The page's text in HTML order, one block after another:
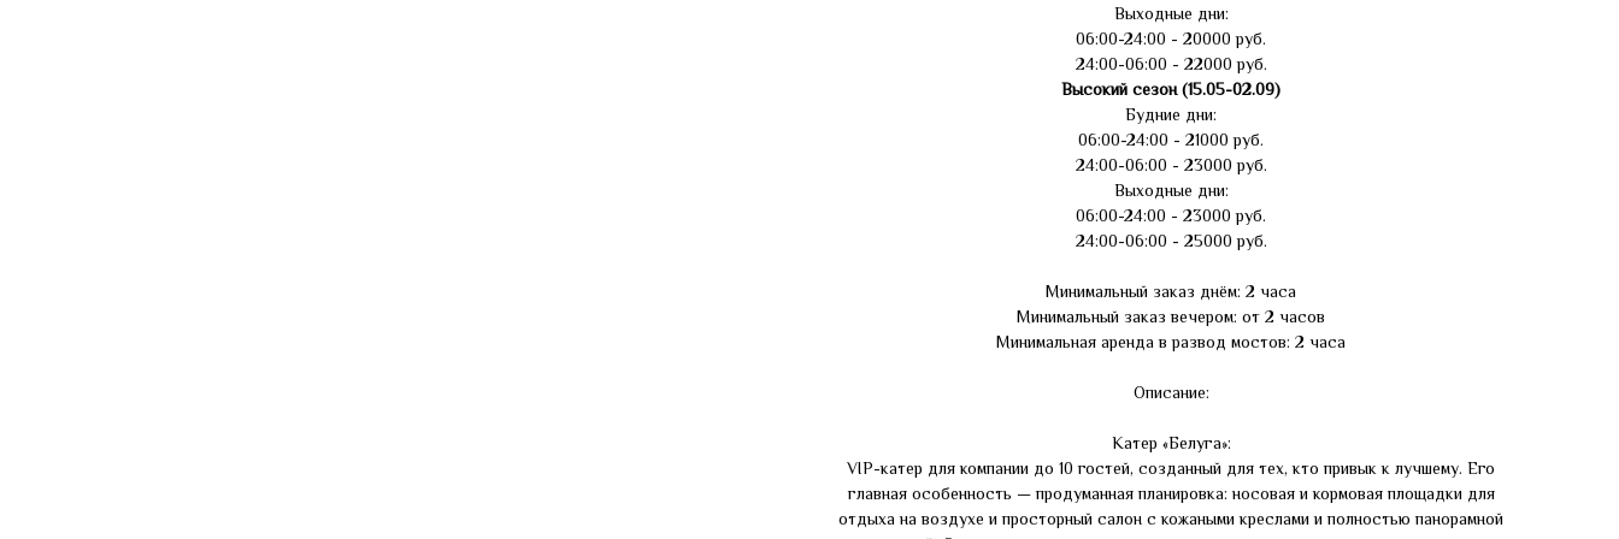
Выходные дни:
06:00-24:00 - 20000 руб.
24:00-06:00 - 22000 руб.
Высокий сезон (15.05-02.09)
Будние дни:
06:00-24:00 - 21000 руб.
24:00-06:00 - 23000 руб.
Выходные дни:
06:00-24:00 - 23000 руб.
24:00-06:00 - 25000 руб.
Минимальный заказ днём: 2 часа
Минимальный заказ вечером: от 2 часов
Минимальная аренда в развод мостов: 2 часа
Описание:
Катер «Белуга»:
VIP-катер для компании до 10 гостей, созданный для тех, кто привык к лучшему. Его
главная особенность — продуманная планировка: носовая и кормовая площадки для
отдыха на воздухе и просторный салон с кожаными креслами и полностью панорамной